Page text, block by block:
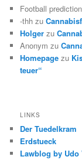
Football prediction
-thh zu
Holger zu
Anonym zu
Homepage zu
teuer“
LINKS
Der Tuedelkram
Erdstueck
Lawblog by Udo